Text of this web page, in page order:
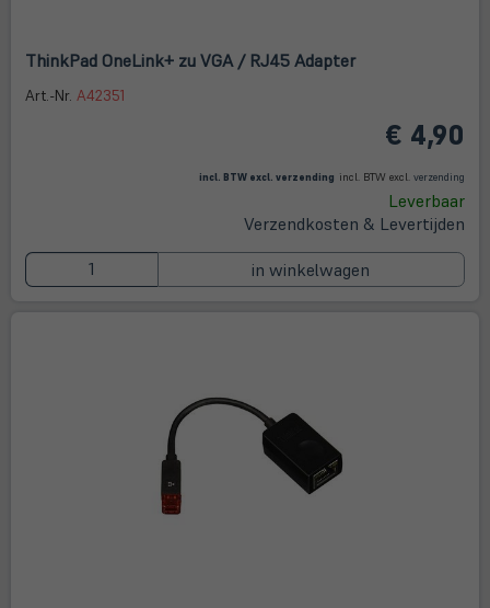
ThinkPad OneLink+ zu VGA / RJ45 Adapter
Art.-Nr. A42351
€ 4,90
incl. BTW excl. verzending incl. BTW excl. verzending
Leverbaar
Verzendkosten & Levertijden
in winkelwagen